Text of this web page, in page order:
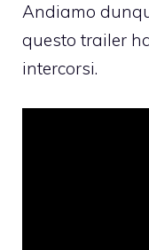
Andiamo
questo trailer
intercorsi.